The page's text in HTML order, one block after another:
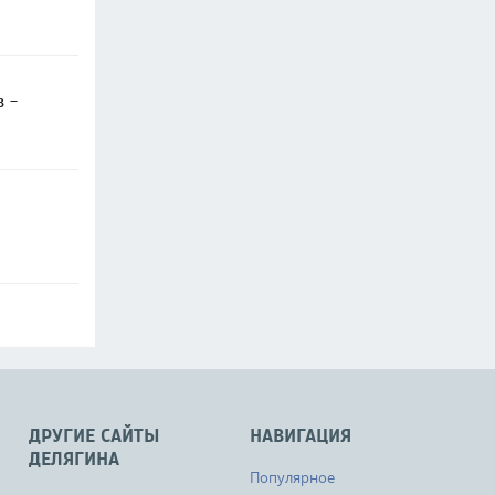
-
НАВИГАЦИЯ
Популярное
ДРУГИЕ САЙТЫ
ДЕЛЯГИНА